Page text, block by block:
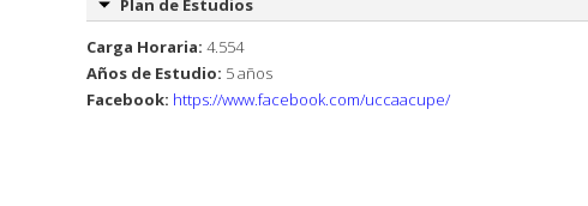
Plan de Estudios
Carga Horaria: 4.554
Años de Estudio: 5 años
Facebook: https://www.facebook.com/uccaacupe/